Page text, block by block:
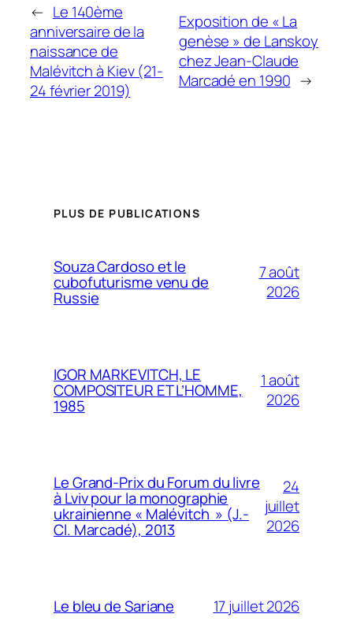
← Le 140ème
anniversaire de la
naissance de
Malévitch à Kiev (21-
24 février 2019)
Exposition de « La
genèse » de Lanskoy
chez Jean-Claude
Marcadé en 1990 →
PLUS DE PUBLICATIONS
Souza Cardoso et le
cubofuturisme venu de
Russie
7 août
2026
IGOR MARKEVITCH, LE
COMPOSITEUR ET L’HOMME,
1985
1 août
2026
Le Grand-Prix du Forum du livre
à Lviv pour la monographie
ukrainienne « Malévitch » (J.-
Cl. Marcadé), 2013
24
juillet
2026
Le bleu de Sariane 17 juillet 2026